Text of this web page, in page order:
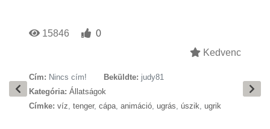
15846
0
Kedvenc
Cím: Nincs cím! Beküldte: judy81
Kategória: Állatságok
Címke: víz, tenger, cápa, animáció, ugrás, úszik, ugrik